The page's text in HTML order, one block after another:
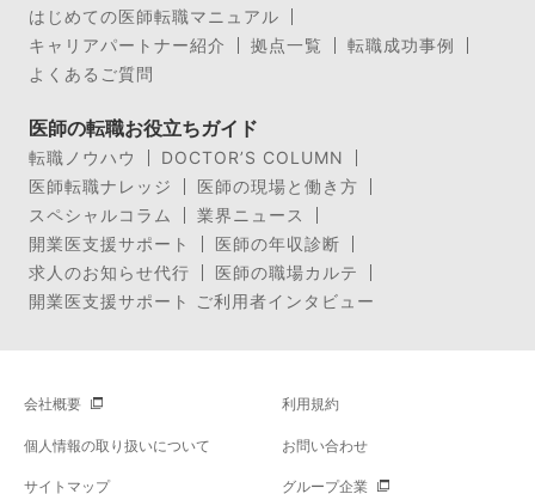
はじめての医師転職マニュアル
キャリアパートナー紹介
拠点一覧
転職成功事例
よくあるご質問
医師の転職お役立ちガイド
転職ノウハウ
DOCTOR’S COLUMN
医師転職ナレッジ
医師の現場と働き方
スペシャルコラム
業界ニュース
開業医支援サポート
医師の年収診断
求人のお知らせ代行
医師の職場カルテ
開業医支援サポート ご利用者インタビュー
会社概要 利用規約
個人情報の取り扱いについて お問い合わせ
サイトマップ グループ企業